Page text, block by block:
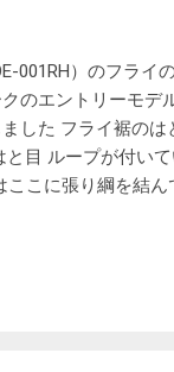
ポリエステル、ポ
サイズ：約42 x 20
入。在庫なしで納
目に比較している
キング16選【徹底
001RH）のフラ
のエントリーモデ
ました フライ裾の
目 ループが付い
ここに張り綱を結
なりそうです。 そ